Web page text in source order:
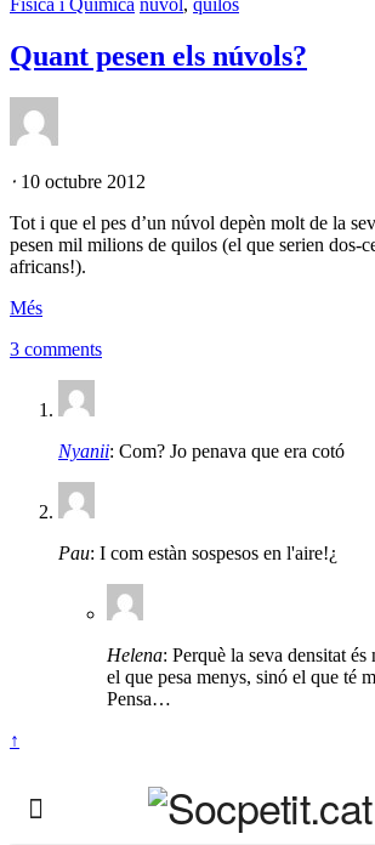
Física i Química núvol, quilos
Quant pesen els núvols?
⋅ 10 octubre 2012
Tot i que el pes d’un núvol depèn molt de la
pesen mil milions de quilos (el que serien dos-
africans!).
Més
3 comments
Nyanii: Com? Jo penava que era cotó
Pau: I com estàn sospesos en l'aire!¿
Helena: Perquè la seva densitat
el que pesa menys, sinó el que té
Pensa…
↑